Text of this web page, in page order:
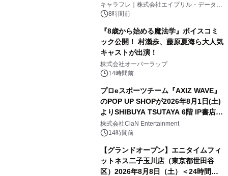
キャラフレ｜株式会社エイプリル・データ・
デザインズ
8時間前
『8歳から始める魔法学』ボイスコミ
ック公開！ 村瀬歩、藤原夏海ら大人気
キャストが出演！
株式会社オーバーラップ
14時間前
プロeスポーツチーム『AXIZ WAVE』
のPOP UP SHOPが2026年8月1日(土)
よりSHIBUYA TSUTAYA 6階 IP書店で
開催決定！！
株式会社ClaN Entertainment
14時間前
【グランドオープン】エニタイムフィ
ットネス二子玉川店（東京都世田谷
区）2026年8月8日（土）＜24時間年